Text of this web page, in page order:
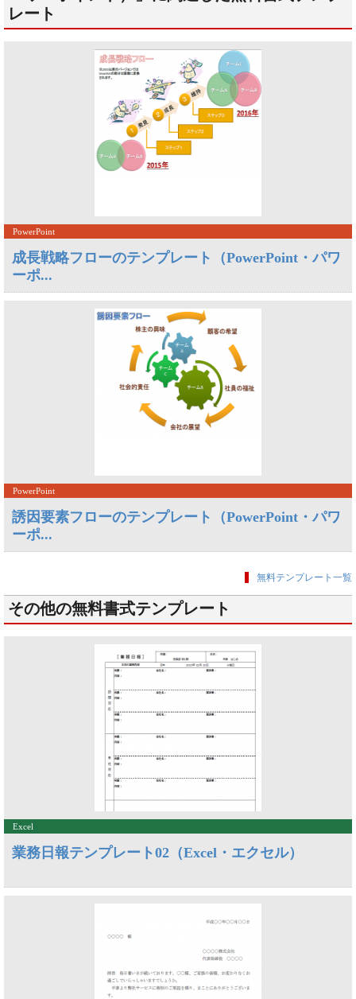
レート
PowerPoint
成長戦略フローのテンプレート（PowerPoint・パワ
ーポ...
PowerPoint
誘因要素フローのテンプレート（PowerPoint・パワ
ーポ...
無料テンプレート一覧
その他の無料書式テンプレート
Excel
業務日報テンプレート02（Excel・エクセル）